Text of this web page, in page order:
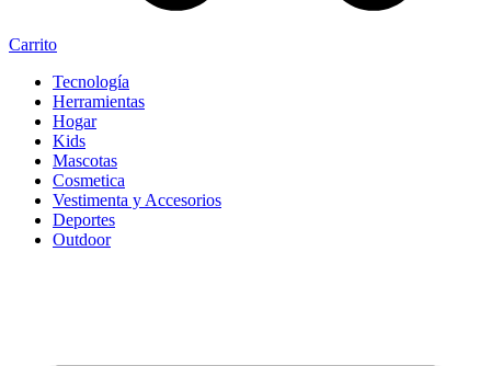
Carrito
Tecnología
Herramientas
Hogar
Kids
Mascotas
Cosmetica
Vestimenta y Accesorios
Deportes
Outdoor